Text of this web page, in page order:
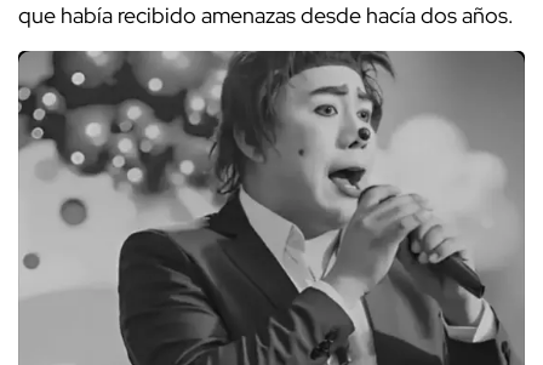
que había recibido amenazas desde hacía dos años.